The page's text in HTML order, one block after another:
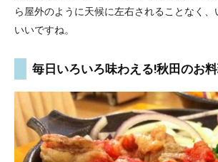
ら屋外のように天候に左右されることなく
いいですね。
毎日いろいろ味わえる!秋田のお